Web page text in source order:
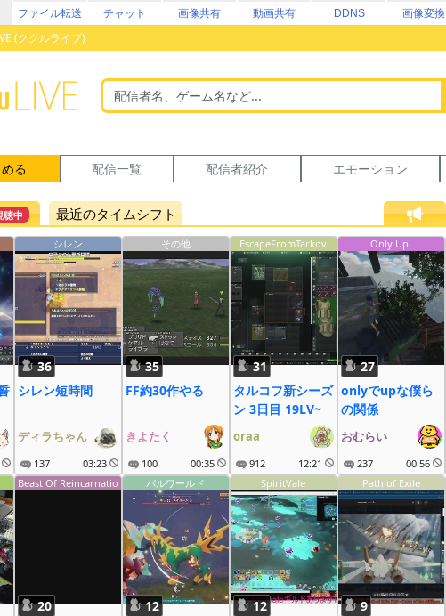
ファイル転送 チャット 画像共有 動画共有 DDNS 画像変換
(ククルライブ)
る 配信一覧 配信者紹介 エモーション
聴中 最近のタイムシフト
ぎ゚
シレン
36
シレン短時間
ディラちゃん
137 03:23
その他
35
FF約30作やる
きよたく
100 00:35
EscapeFromTarkov
31
タルコフ新シーズ
ン 3日目 19LV~
oraa
912 12:21
Only Up!
27
onlyでupな僕ら
の関係
おむらい
237 00:56
Beast Of Reincarnatio
20
パルワールド
12
SpiritVale
12
Path of Exile
9